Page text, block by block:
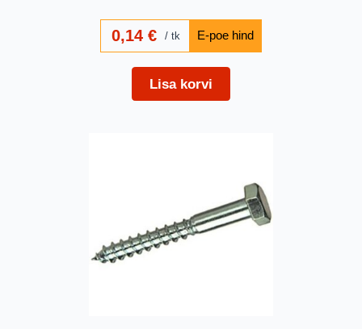
0,14€ tk
Lisa korvi